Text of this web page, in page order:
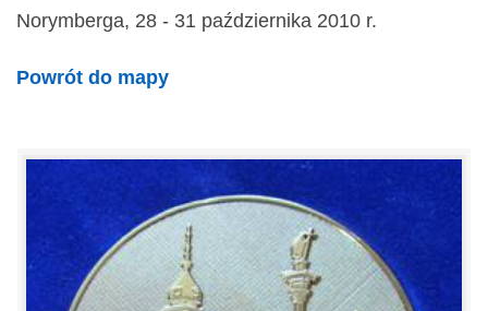
Norymberga, 28 - 31 października 2010 r.
Powrót do mapy